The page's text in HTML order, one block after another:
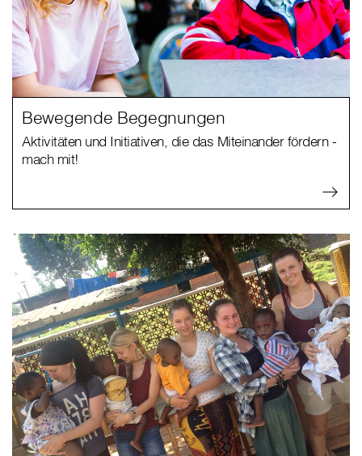
Bewegende Begegnungen
Aktivitäten und Initiativen, die das Miteinander fördern -
mach mit!